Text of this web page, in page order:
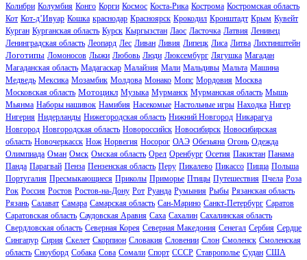
Колибри Колумбия Конго Корги Космос Коста-Рика Кострома Костромская область
Кот Кот-д’Ивуар Кошка краснодар Красноярск Крокодил Кронштадт Крым Кувейт
Курган Курганская область Курск Кыргызстан Лаос Ласточка Латвия Ленивец
Ленинградская область Леопард Лес Ливан Ливия Липецк Лиса Литва Лихтинштейн
Логотипы Ломоносов Лыжи Любовь Люди Люксембург Лягушка Магадан
Магаданская область Мадагаскар Малайзия Мали Мальдивы Мальта Машина
Медведь Мексика Мозамбик Молдова Монако Мопс Мордовия Москва
Московская область Мотоцикл Музыка Мурманск Мурманская область Мышь
Мьянма Наборы нашивок Намибия Насекомые Настольные игры Находка Нигер
Нигерия Нидерланды Нижегородская область Нижний Новгород Никарагуа
Новгород Новгородская область Новороссийск Новосибирск Новосибирская
область Новочеркасск Нож Норвегия Носорог ОАЭ Обезьяна Огонь Одежда
Олимпиада Оман Омск Омская область Орел Оренбург Осетия Пакистан Панама
Панда Парагвай Пенза Пензенская область Перу Пикалево Пикассо Пицца Польша
Португалия Пресмыкающиеся Приколы Приморье Птицы Путешествия Пчела Роза
Рок Россия Ростов Ростов-на-Дону Рот Руанда Румыния Рыбы Рязанская область
Рязань Салават Самара Самарская область Сан-Марино Санкт-Петербург Саратов
Саратовская область Саудовская Аравия Саха Сахалин Сахалинская область
Свердловская область Северная Корея Северная Македония Сенегал Сербия Сердце
Сингапур Сирия Скелет Скорпион Словакия Словении Слон Смоленск Смоленская
область Сноуборд Собака Сова Сомали Спорт СССР Ставрополье Судан США